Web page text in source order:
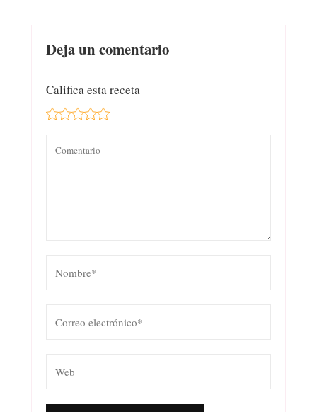
Deja un comentario
Califica esta receta